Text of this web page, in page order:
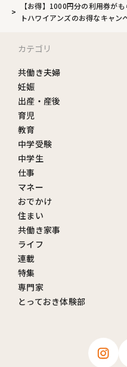
【お得】1000円分の利用券が
トハワイアンズのお得なキャン
カテゴリ
共働き夫婦
妊娠
出産・産後
育児
教育
中学受験
中学生
仕事
マネー
おでかけ
住まい
共働き家事
ライフ
連載
特集
専門家
とっておき体験部